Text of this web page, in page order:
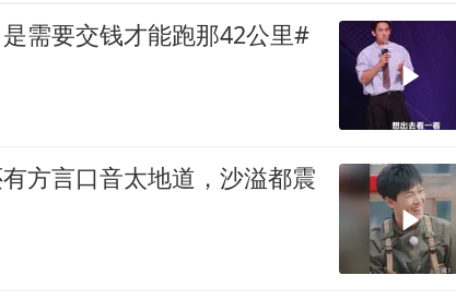
需要交钱才能跑那42公里#
方言口音太地道，沙溢都震